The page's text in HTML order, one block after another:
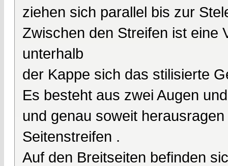
ziehen sich parallel bis zur
Zwischen den Streifen ist eine
unterhalb
der Kappe sich das stilisierte
Es besteht aus zwei Augen
und genau soweit
Seitenstreifen .
Auf den Breitseiten befinden